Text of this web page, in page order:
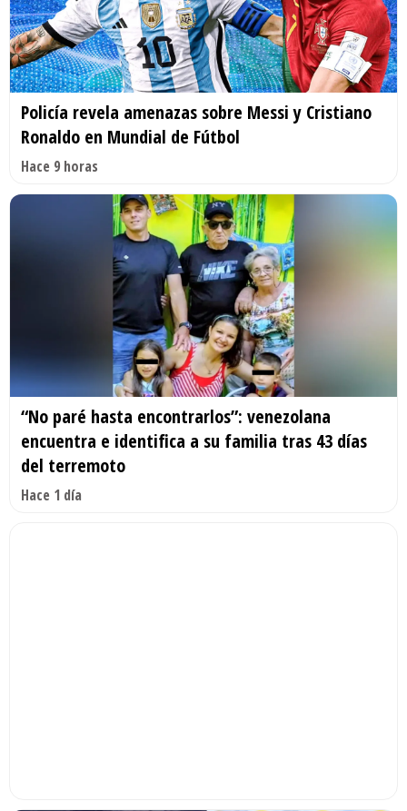
Policía revela amenazas sobre Messi y Cristiano
Ronaldo en Mundial de Fútbol
Hace 9 horas
“No paré hasta encontrarlos”: venezolana
encuentra e identifica a su familia tras 43 días
del terremoto
Hace 1 día